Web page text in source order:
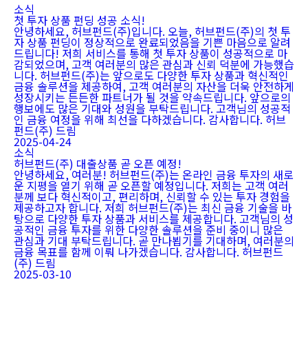
소식
첫 투자 상품 펀딩 성공 소식!
안녕하세요, 허브펀드(주)입니다. 오늘, 허브펀드(주)의 첫 투
자 상품 펀딩이 정상적으로 완료되었음을 기쁜 마음으로 알려
드립니다! 저희 서비스를 통해 첫 투자 상품이 성공적으로 마
감되었으며, 고객 여러분의 많은 관심과 신뢰 덕분에 가능했습
니다. 허브펀드(주)는 앞으로도 다양한 투자 상품과 혁신적인
금융 솔루션을 제공하여, 고객 여러분의 자산을 더욱 안전하게
성장시키는 든든한 파트너가 될 것을 약속드립니다. 앞으로의
행보에도 많은 기대와 성원을 부탁드립니다. 고객님의 성공적
인 금융 여정을 위해 최선을 다하겠습니다. 감사합니다. 허브
펀드(주) 드림
2025-04-24
소식
허브펀드(주) 대출상품 곧 오픈 예정!
안녕하세요, 여러분! 허브펀드(주)는 온라인 금융 투자의 새로
운 지평을 열기 위해 곧 오픈할 예정입니다. 저희는 고객 여러
분께 보다 혁신적이고, 편리하며, 신뢰할 수 있는 투자 경험을
제공하고자 합니다. 저희 허브펀드(주)는 최신 금융 기술을 바
탕으로 다양한 투자 상품과 서비스를 제공합니다. 고객님의 성
공적인 금융 투자를 위한 다양한 솔루션을 준비 중이니 많은
관심과 기대 부탁드립니다. 곧 만나뵙기를 기대하며, 여러분의
금융 목표를 함께 이뤄 나가겠습니다. 감사합니다. 허브펀드
(주) 드림
2025-03-10